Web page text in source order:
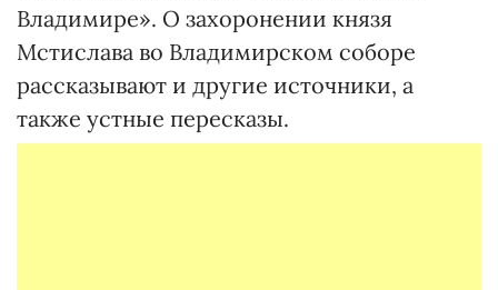
Владимире». О захоронении князя
Мстислава во Владимирском соборе
рассказывают и другие источники, а
также устные пересказы.